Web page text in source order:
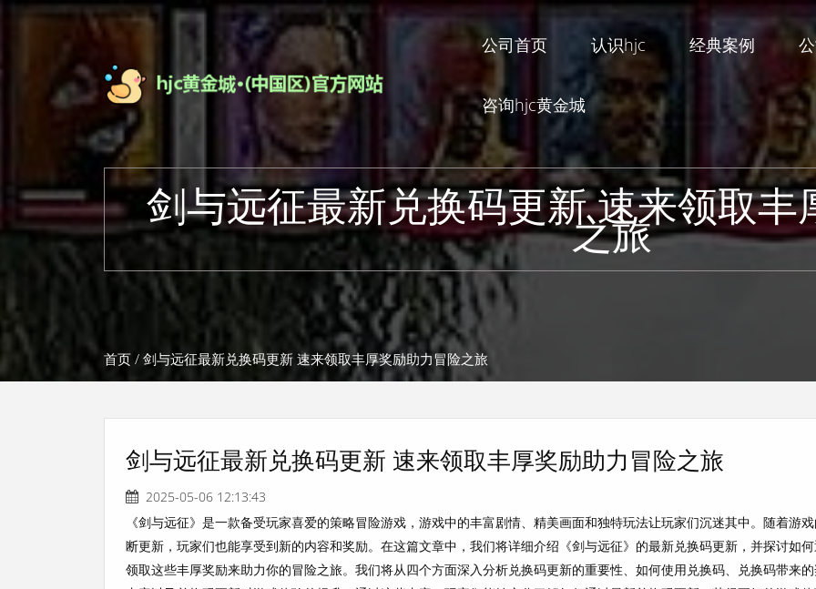
公司首页 认识hjc 经典案例
咨询hjc黄金城
剑与远征最新兑换码更新 速来领取丰
之旅
首页 / 剑与远征最新兑换码更新 速来领取丰厚奖励助力冒险之旅
剑与远征最新兑换码更新 速来领取丰厚奖励助力冒险之旅
2025-05-06 12:13:43
《剑与远征》是一款备受玩家喜爱的策略冒险游戏，游戏中的丰富剧情、精美画面和独特玩法让玩家们沉迷其中。随着游
断更新，玩家们也能享受到新的内容和奖励。在这篇文章中，我们将详细介绍《剑与远征》的最新兑换码更新，并探讨如
领取这些丰厚奖励来助力你的冒险之旅。我们将从四个方面深入分析兑换码更新的重要性、如何使用兑换码、兑换码带来